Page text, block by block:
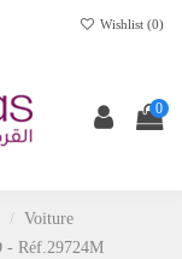
Wishlist (0)
0
Voiture
- Réf.29724M